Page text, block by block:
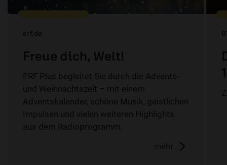
erf.de
Freue dich, Welt!
ERF Plus begleitet Sie durch die Advents-
und Weihnachtszeit – mit einem
Adventskalender, schöne Musik, geistlichen
Impulsen und vielen weiteren Highlights
aus dem Radioprogramm.
mehr